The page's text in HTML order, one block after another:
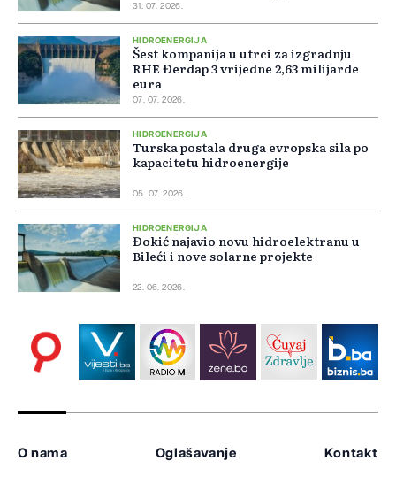
31. 07. 2026.
HIDROENERGIJA
Šest kompanija u utrci za izgradnju
RHE Đerdap 3 vrijedne 2,63 milijarde
eura
07. 07. 2026.
HIDROENERGIJA
Turska postala druga evropska sila po
kapacitetu hidroenergije
05. 07. 2026.
HIDROENERGIJA
Đokić najavio novu hidroelektranu u
Bileći i nove solarne projekte
22. 06. 2026.
O nama Oglašavanje Kontakt